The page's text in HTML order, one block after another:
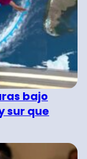
bajo
sur que